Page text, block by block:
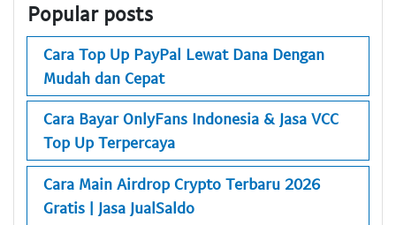
Popular posts
Cara Top Up PayPal Lewat Dana Dengan
Mudah dan Cepat
Cara Bayar OnlyFans Indonesia & Jasa VCC
Top Up Terpercaya
Cara Main Airdrop Crypto Terbaru 2026
Gratis | Jasa JualSaldo